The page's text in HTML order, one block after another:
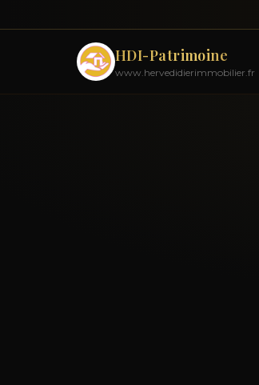
HDI-Patrimoine
www.hervedidierimmobilier.fr